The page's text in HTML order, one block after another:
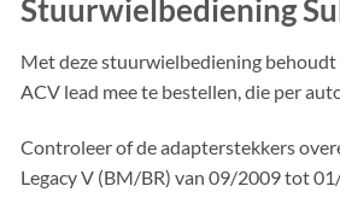
Stuurwielbediening
Met deze stuurwielbediening
ACV lead mee te bestellen, die per
Controleer of de adapterstekkers
Legacy V (BM/BR) van 09/2009 tot